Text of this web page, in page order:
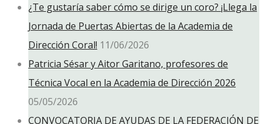
¿Te gustaría saber cómo se dirige un coro? ¡Llega la
Jornada de Puertas Abiertas de la Academia de
Dirección Coral! 11/06/2026
Patricia Sésar y Aitor Garitano, profesores de
Técnica Vocal en la Academia de Dirección 2026
05/05/2026
CONVOCATORIA DE AYUDAS DE LA FEDERACIÓN DE